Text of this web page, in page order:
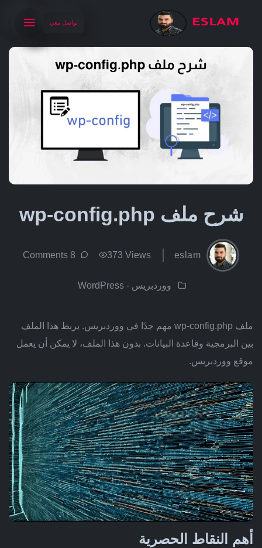
تواصل معي
شرح ملف wp-config.php
eslam
373 Views
8 Comments
ووردبريس - WordPress
ملف wp-config.php مهم جدًا في ووردبريس. يربط هذا الملف
بين البرمجية وقاعدة البيانات. بدون هذا الملف، لا يمكن أن يعمل
موقع ووردبريس.
أهم النقاط الحصرية